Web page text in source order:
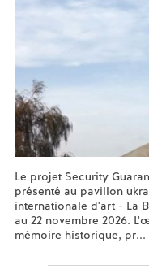
Le projet Security
présenté au pavillon
internationale d'art - La
au 22 novembre 2026.
mémoire historique, pr...